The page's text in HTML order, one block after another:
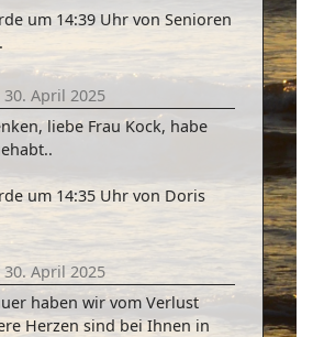
um 14:39 Uhr von Senioren
April 2025
liebe Frau Kock, habe
um 14:35 Uhr von Doris
April 2025
haben wir vom Verlust
Herzen sind bei Ihnen in